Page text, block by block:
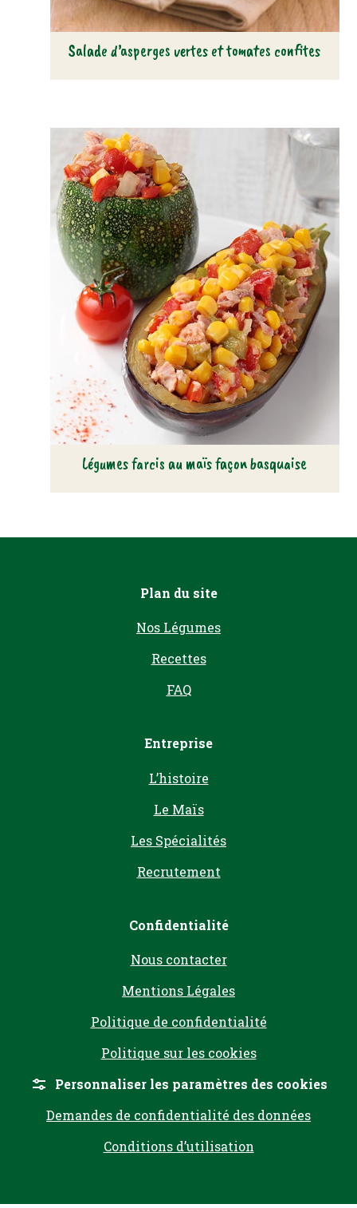
Salade d’asperges vertes et tomates confites
Légumes farcis au maïs façon basquaise
Plan du site
Nos Légumes
Recettes
FAQ
Entreprise
L’histoire
Le Maïs
Les Spécialités
Recrutement
Confidentialité
Nous contacter
Mentions Légales
Politique de confidentialité
Politique sur les cookies
Personnaliser les paramètres des cookies
Demandes de confidentialité des données
Conditions d’utilisation